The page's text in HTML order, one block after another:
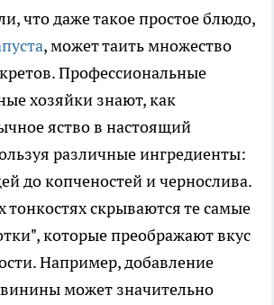
что даже такое простое блюдо,
, может таить множество
Профессиональные
хозяйки знают, как
яство в настоящий
различные ингредиенты:
до копченостей и чернослива.
тонкостях скрываются те самые
которые преображают вкус
Например, добавление
может значительно